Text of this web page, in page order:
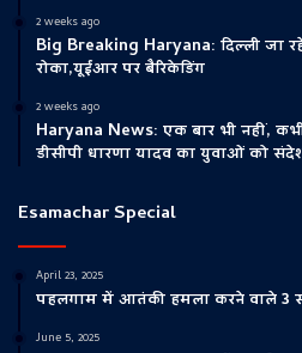
2 weeks ago
Big Breaking Haryana: दिल्ली जा
रोका,यूईआर पर बैरिकेडिंग
2 weeks ago
Haryana News: एक बार भी नहीं,
डीसीपी धारणा यादव का युवाओं को
Esamachar Special
April 23, 2025
पहलगाम में आतंकी हमला करने वाले 3
June 5, 2025